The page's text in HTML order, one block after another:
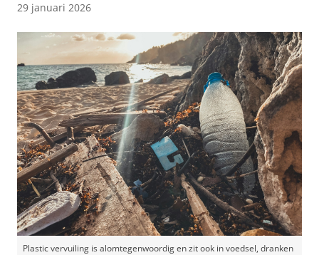
29 januari 2026
Plastic vervuiling is alomtegenwoordig en zit ook in voedsel, dranken